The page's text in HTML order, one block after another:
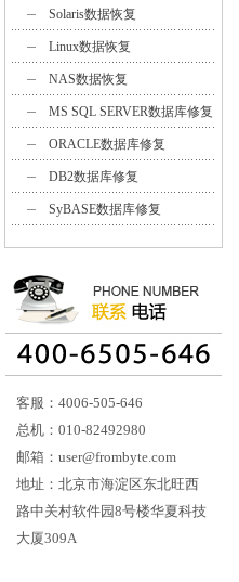
Solaris数据恢复
Linux数据恢复
NAS数据恢复
MS SQL SERVER数据库修复
ORACLE数据库修复
DB2数据库修复
SyBASE数据库修复
客服：4006-505-646
总机：010-82492980
邮箱：user@frombyte.com
地址：北京市海淀区东北旺西
路中关村软件园8号楼华夏科技
大厦309A